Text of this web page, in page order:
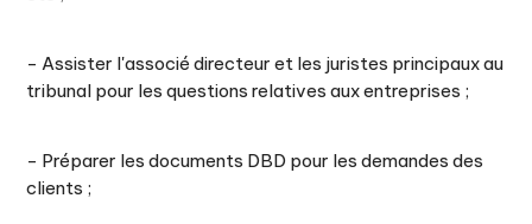
- Assister l'associé directeur et les juristes principaux au
tribunal pour les questions relatives aux entreprises ;
- Préparer les documents DBD pour les demandes des
clients ;